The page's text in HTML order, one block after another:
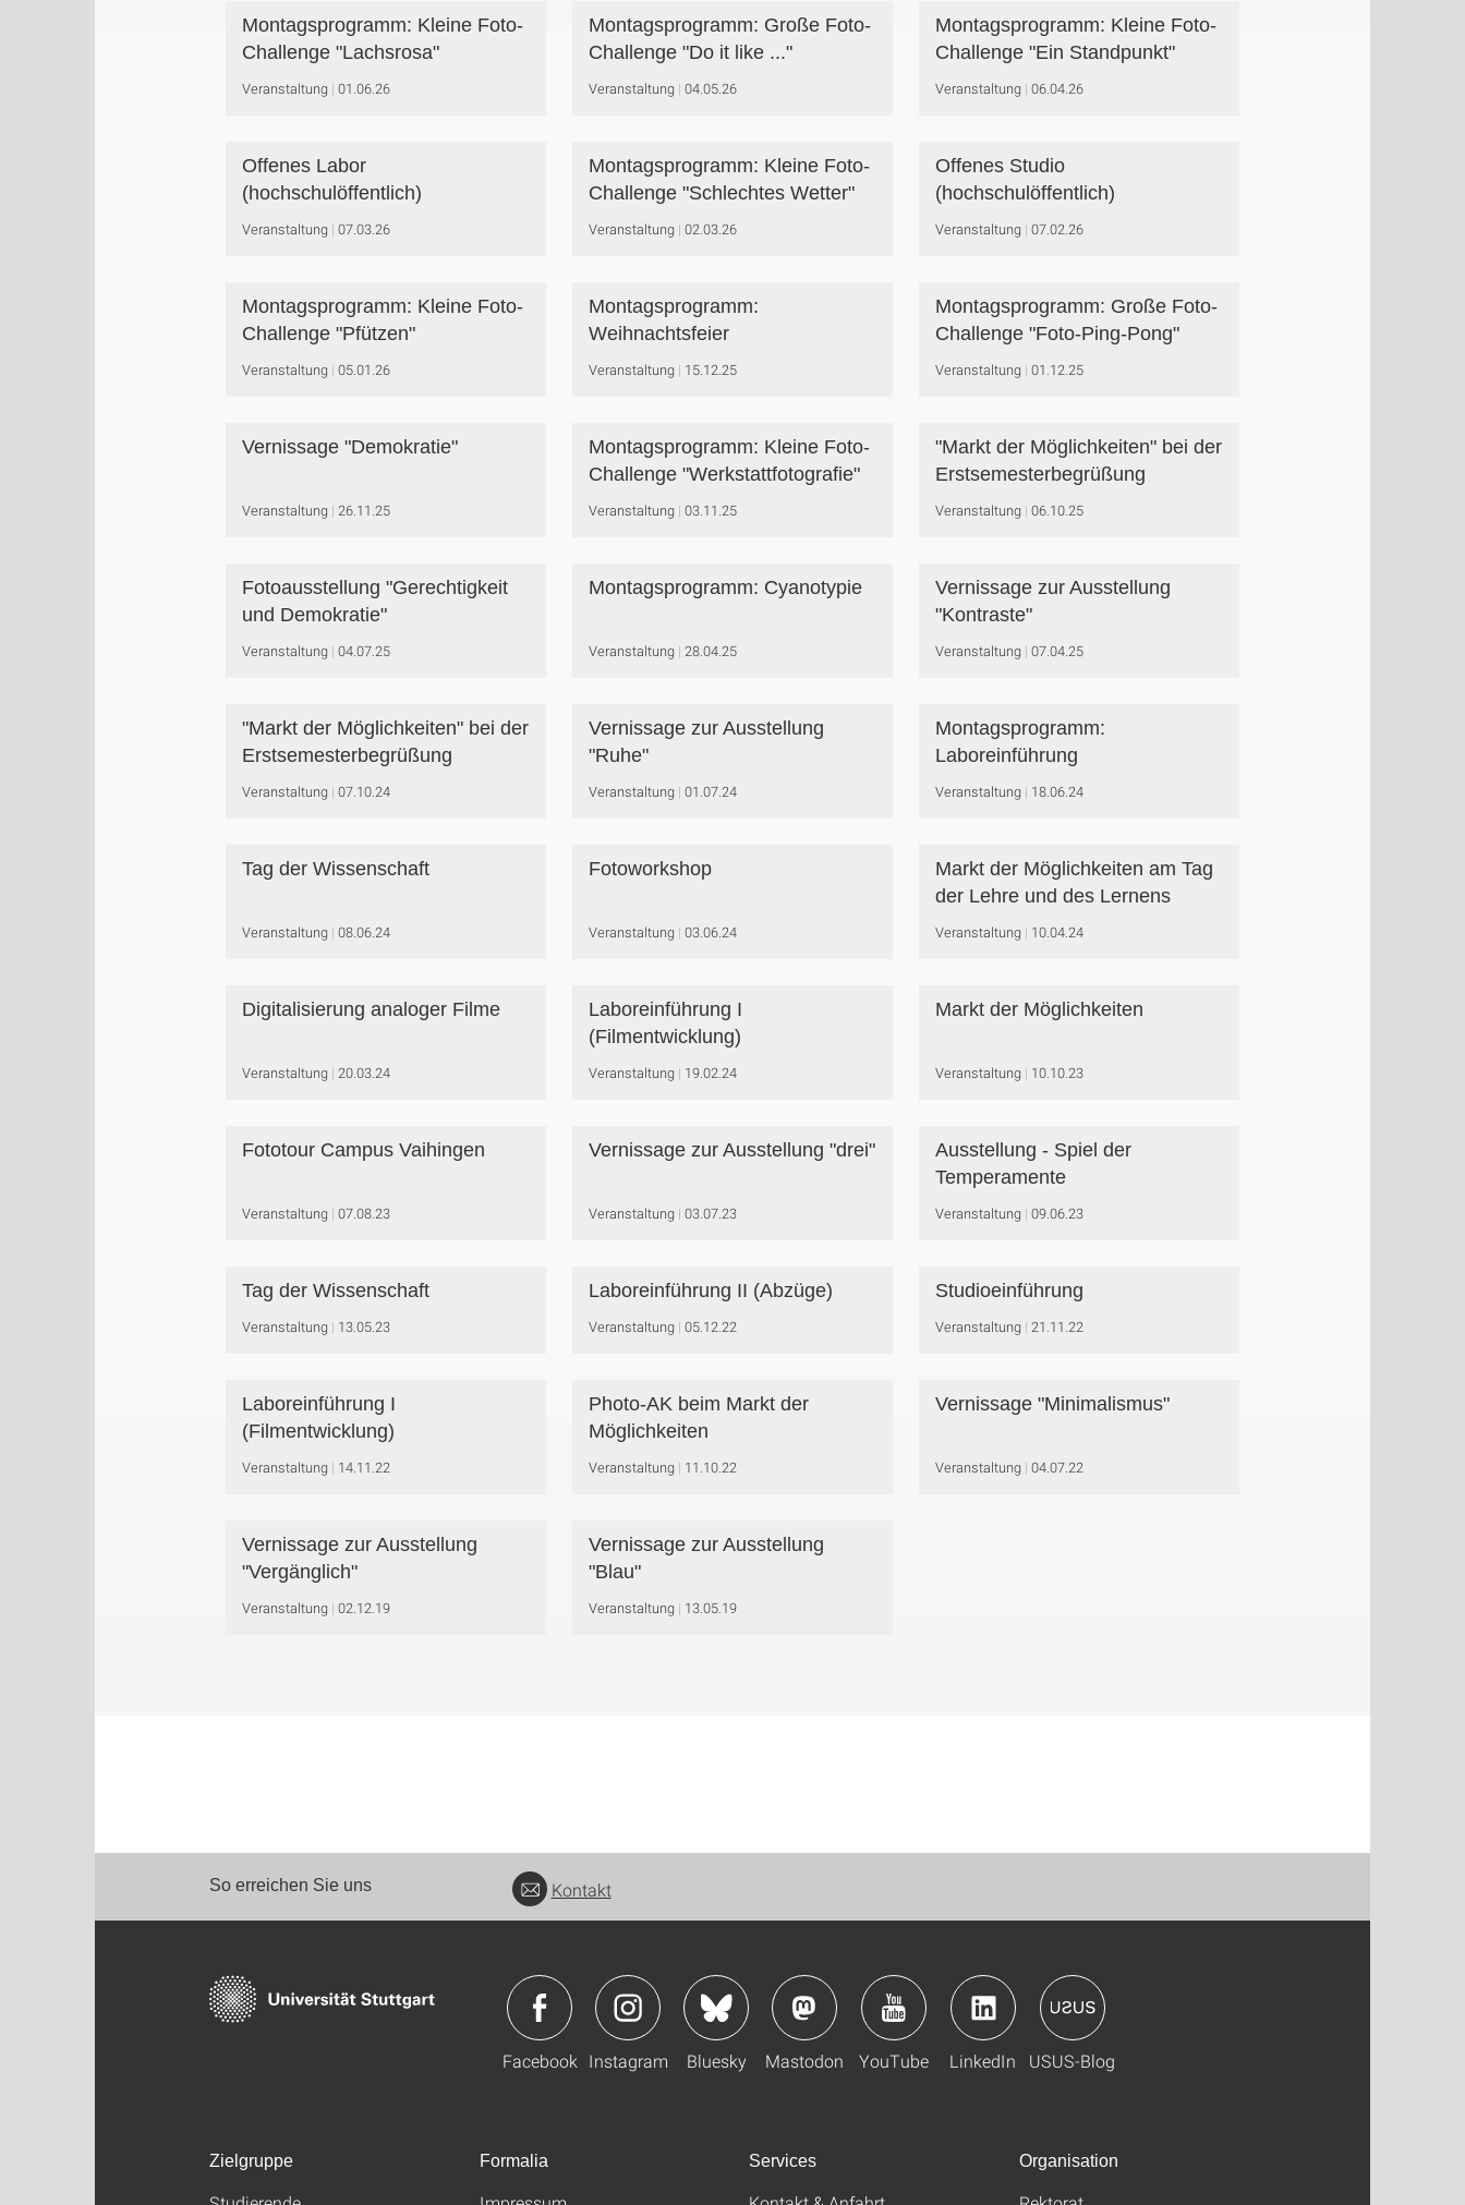
Montagsprogramm: Kleine Foto-
Challenge "Lachsrosa"
Veranstaltung 01.06.26
Montagsprogramm: Große Foto-
Challenge "Do it like ..."
Veranstaltung 04.05.26
Montagsprogramm: Kleine Foto-
Challenge "Ein Standpunkt"
Veranstaltung 06.04.26
Offenes Labor
(hochschulöffentlich)
Veranstaltung 07.03.26
Montagsprogramm: Kleine Foto-
Challenge "Schlechtes Wetter"
Veranstaltung 02.03.26
Offenes Studio
(hochschulöffentlich)
Veranstaltung 07.02.26
Montagsprogramm: Kleine Foto-
Challenge "Pfützen"
Veranstaltung 05.01.26
Montagsprogramm:
Weihnachtsfeier
Veranstaltung 15.12.25
Montagsprogramm: Große Foto-
Challenge "Foto-Ping-Pong"
Veranstaltung 01.12.25
Vernissage "Demokratie"
Veranstaltung 26.11.25
Montagsprogramm: Kleine Foto-
Challenge "Werkstattfotografie"
Veranstaltung 03.11.25
"Markt der Möglichkeiten" bei der
Erstsemesterbegrüßung
Veranstaltung 06.10.25
Fotoausstellung "Gerechtigkeit
und Demokratie"
Veranstaltung 04.07.25
Montagsprogramm: Cyanotypie
Veranstaltung 28.04.25
Vernissage zur Ausstellung
"Kontraste"
Veranstaltung 07.04.25
"Markt der Möglichkeiten" bei der
Erstsemesterbegrüßung
Veranstaltung 07.10.24
Vernissage zur Ausstellung
"Ruhe"
Veranstaltung 01.07.24
Montagsprogramm:
Laboreinführung
Veranstaltung 18.06.24
Tag der Wissenschaft
Veranstaltung 08.06.24
Fotoworkshop
Veranstaltung 03.06.24
Markt der Möglichkeiten am Tag
der Lehre und des Lernens
Veranstaltung 10.04.24
Digitalisierung analoger Filme
Veranstaltung 20.03.24
Laboreinführung I
(Filmentwicklung)
Veranstaltung 19.02.24
Markt der Möglichkeiten
Veranstaltung 10.10.23
Fototour Campus Vaihingen
Veranstaltung 07.08.23
Vernissage zur Ausstellung "drei"
Veranstaltung 03.07.23
Ausstellung - Spiel der
Temperamente
Veranstaltung 09.06.23
Tag der Wissenschaft
Veranstaltung 13.05.23
Laboreinführung II (Abzüge)
Veranstaltung 05.12.22
Studioeinführung
Veranstaltung 21.11.22
Laboreinführung I
(Filmentwicklung)
Veranstaltung 14.11.22
Photo-AK beim Markt der
Möglichkeiten
Veranstaltung 11.10.22
Vernissage "Minimalismus"
Veranstaltung 04.07.22
Vernissage zur Ausstellung
"Vergänglich"
Veranstaltung 02.12.19
Vernissage zur Ausstellung
"Blau"
Veranstaltung 13.05.19
So erreichen Sie uns Kontakt
Facebook Instagram Bluesky Mastodon YouTube LinkedIn USUS-Blog
Zielgruppe Formalia Services Organisation